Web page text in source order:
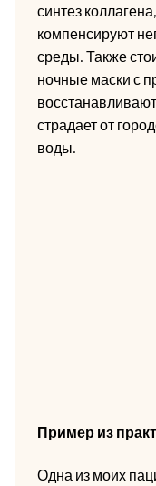
синтез
компенсируют
среды. Также
ночные маски с
страдает от
воды.
Пример из
Одна из моих